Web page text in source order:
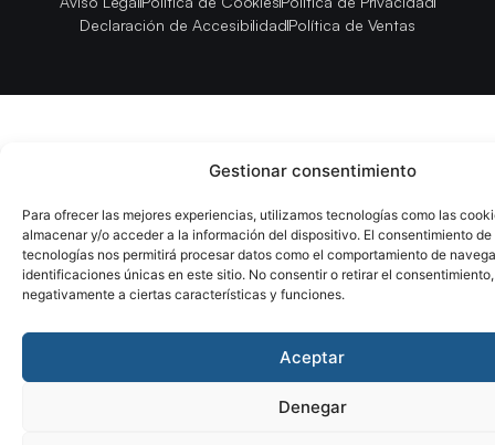
Gestionar consentimiento
Para ofrecer las mejores experiencias, utilizamos tecnologías como las
almacenar y/o acceder a la información del dispositivo. El consentimiento de
tecnologías nos permitirá procesar datos como el comportamiento de
identificaciones únicas en este sitio. No consentir o retirar el
negativamente a ciertas características y funciones.
Aceptar
Denegar
Declaración de AccesibilidadPolítica de Ventas